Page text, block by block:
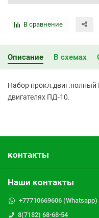
В сравнение
Описание В схемах
Набор прокл.двиг.полный
двигателях ПД-10.
контакты
Наши контакты
+77710669606 (Whatsapp)
8(7182) 68-68-54